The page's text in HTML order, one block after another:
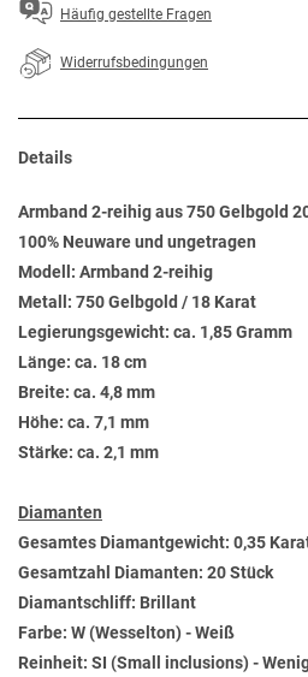
Häufig gestellte Fragen
Widerrufsbedingungen
Details
Armband 2-reihig aus 750 Gelbgold
100% Neuware und ungetragen
Modell: Armband 2-reihig
Metall: 750 Gelbgold / 18 Karat
Legierungsgewicht: ca. 1,85 Gramm
Länge: ca. 18 cm
Breite: ca. 4,8 mm
Höhe: ca. 7,1 mm
Stärke: ca. 2,1 mm
Diamanten
Gesamtes Diamantgewicht: 0,35
Gesamtzahl Diamanten: 20 Stück
Diamantschliff: Brillant
Farbe: W (Wesselton) - Weiß
Reinheit: SI (Small inclusions) -